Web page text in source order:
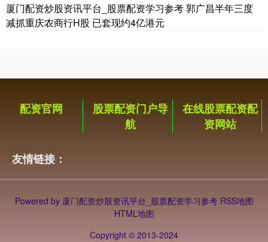
厦门配资炒股资讯平台_股票配资学习参考 郭广昌半年三度
减抓重庆农商行H股 已套现约4亿港元
配资官网
股票配资门户导
航
在线股票配资配
资网站
友情链接：
Powered by 厦门配资炒股资讯平台_股票配资学习参考 RSS地图
HTML地图
Copyright © 2013-2024